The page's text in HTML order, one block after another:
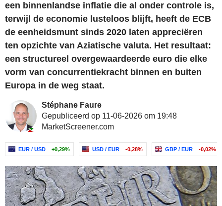
een binnenlandse inflatie die al onder controle is,
terwijl de economie lusteloos blijft, heeft de ECB
de eenheidsmunt sinds 2020 laten appreciëren
ten opzichte van Aziatische valuta. Het resultaat:
een structureel overgewaardeerde euro die elke
vorm van concurrentiekracht binnen en buiten
Europa in de weg staat.
Stéphane Faure
Gepubliceerd op 11-06-2026 om 19:48
MarketScreener.com
EUR / USD +0,29% USD / EUR -0,28% GBP / EUR -0,02%